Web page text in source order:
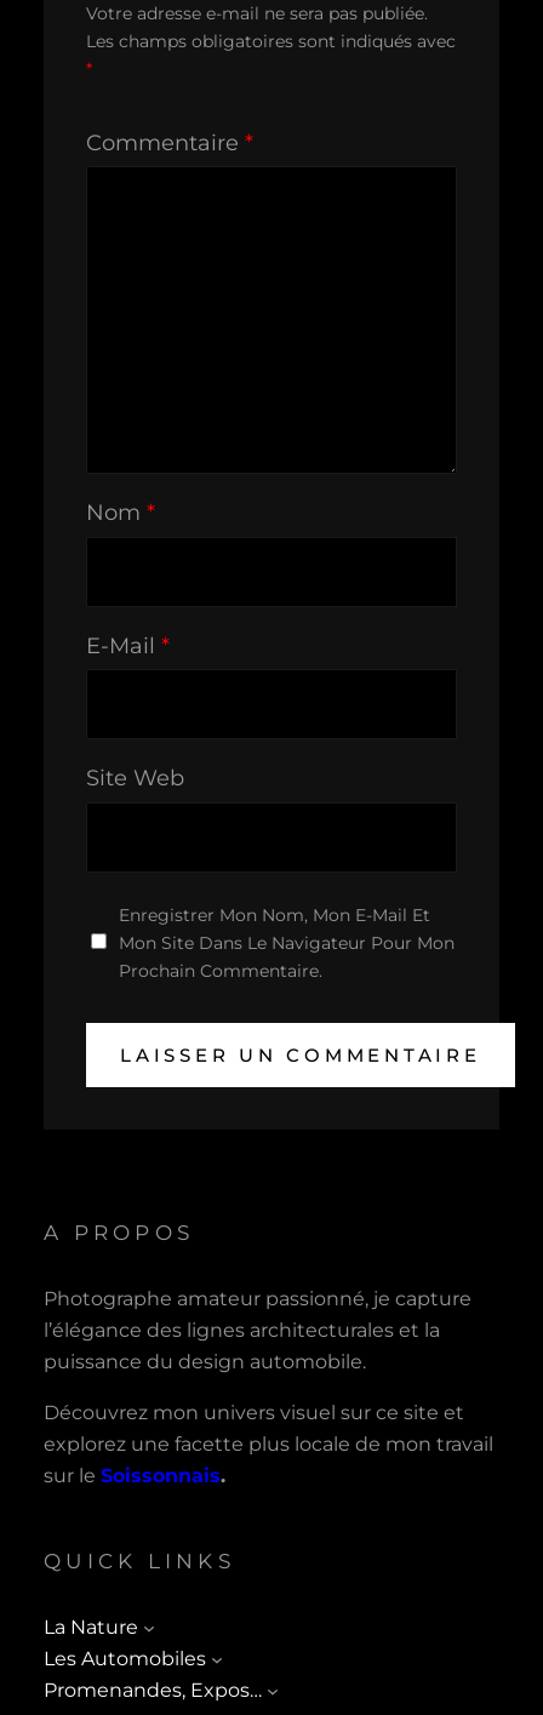
Votre adresse e-mail ne sera pas publiée.
Les champs obligatoires sont indiqués avec
*
Commentaire *
Nom *
E-Mail *
Site Web
Enregistrer Mon Nom, Mon E-Mail Et
Mon Site Dans Le Navigateur Pour Mon
Prochain Commentaire.
A PROPOS
Photographe amateur passionné, je capture
l’élégance des lignes architecturales et la
puissance du design automobile.
Découvrez mon univers visuel sur ce site et
explorez une facette plus locale de mon travail
sur le Soissonnais.
QUICK LINKS
La Nature
Les Automobiles
Promenandes, Expos…